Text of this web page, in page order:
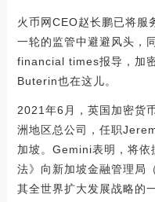
火币网CEO赵长鹏已将服
一轮的监管中避避风头，
financial times报导，加
Buterin也在这儿。
2021年6月，英国加密货
洲地区总公司，任职
加坡。Gemini表明，将依
法》向新加坡金融管理局
其全世界扩大发展战略的